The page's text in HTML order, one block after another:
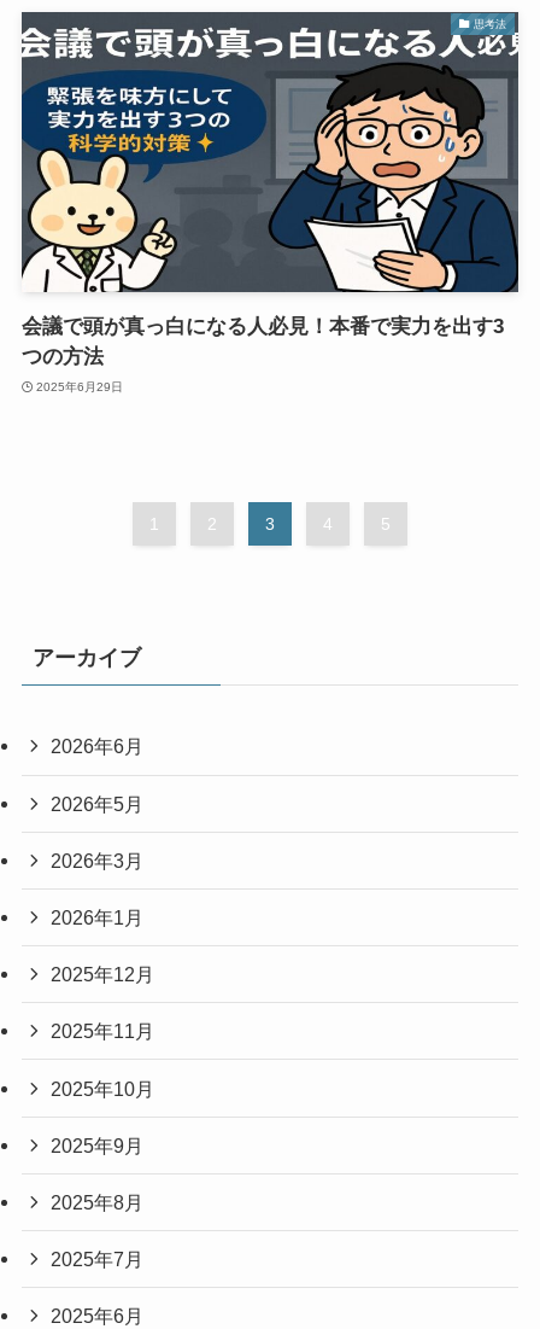
思考法
会議で頭が真っ白になる人必見！本番で実力を出す3
つの方法
2025年6月29日
1 2 3 4 5
アーカイブ
2026年6月
2026年5月
2026年3月
2026年1月
2025年12月
2025年11月
2025年10月
2025年9月
2025年8月
2025年7月
2025年6月